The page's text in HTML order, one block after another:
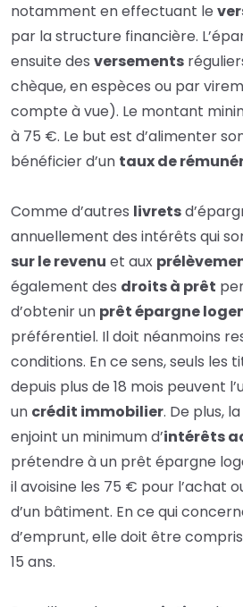
notamment en effectuant le
par la structure financière.
ensuite des versements
chèque, en espèces ou par
compte à vue). Le montant
à 75 €. Le but est d’alimenter
bénéficier d’un taux de
Comme d’autres livrets
annuellement des intérêts qui
sur le revenu et aux
également des droits à prêt
d’obtenir un prêt épargne
préférentiel. Il doit néanmoins
conditions. En ce sens, seuls les
depuis plus de 18 mois peuvent
un crédit immobilier. De plus,
enjoint un minimum d’intérêts
prétendre à un prêt épargne
il avoisine les 75 € pour l’achat
d’un bâtiment. En ce qui
d’emprunt, elle doit être
15 ans.